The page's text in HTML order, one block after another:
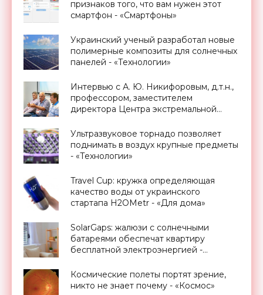
признаков того, что вам нужен этот
смартфон - «Смартфоны»
Украинский ученый разработал новые
полимерные композиты для солнечных
панелей - «Технологии»
Интервью с А. Ю. Никифоровым, д.т.н.,
профессором, заместителем
директора Центра экстремальной
МИФИ - «Смартфоны»
Ультразвуковое торнадо позволяет
поднимать в воздух крупные предметы
- «Технологии»
Travel Cup: кружка определяющая
качество воды от украинского
стартапа H2OMetr - «Для дома»
SolarGaps: жалюзи с солнечными
батареями обеспечат квартиру
бесплатной электроэнергией -
Космические полеты портят зрение,
никто не знает почему - «Космос»